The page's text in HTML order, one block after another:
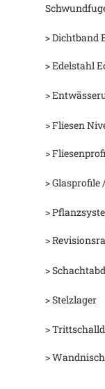
> Dichtband
> Edelstahl
>
> Fliesen
>
> Glasprofile
>
>
>
> Stelzlager
>
>